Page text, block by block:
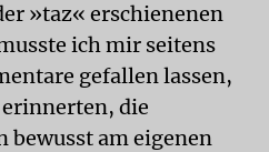
»taz« erschienenen
ich mir seitens
gefallen lassen,
die
bewusst am eigenen